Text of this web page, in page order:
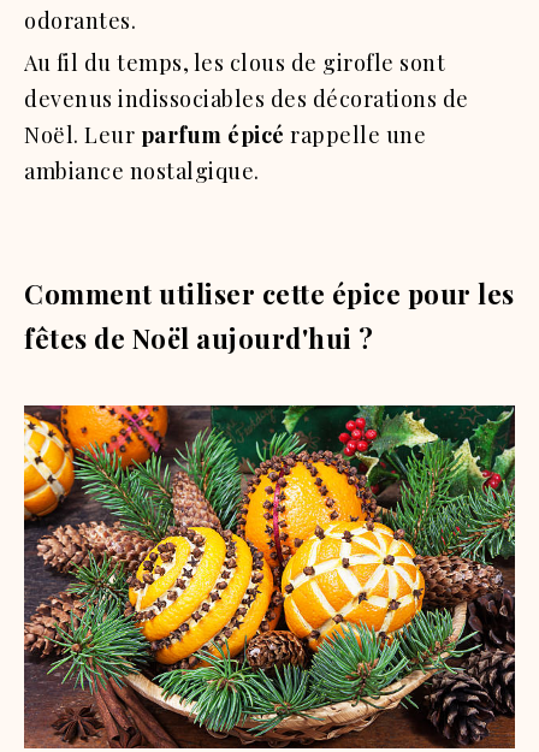
odorantes.
Au fil du temps, les clous de girofle sont
devenus indissociables des décorations de
Noël. Leur parfum épicé rappelle une
ambiance nostalgique.
Comment utiliser cette épice pour les
fêtes de Noël aujourd'hui ?